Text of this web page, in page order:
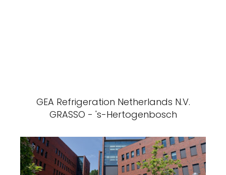
GEA Refrigeration Netherlands N.V.
GRASSO - 's-Hertogenbosch